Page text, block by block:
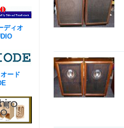
ディオ
ード